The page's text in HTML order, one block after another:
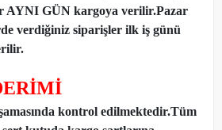
AYNI GÜN kargoya verilir.Pazar
verdiğiniz siparişler ilk iş günü
kontrol edilmektedir.Tüm